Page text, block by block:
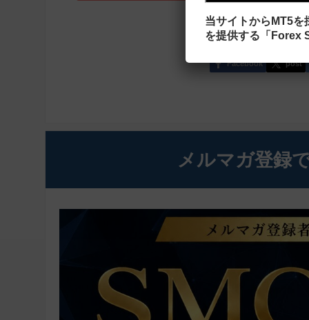
Facebook post
メルマガ登録
当サイトからMT5を
を提供する「Forex